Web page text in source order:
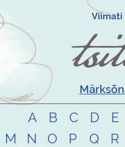
Viimati
A B C D E
M
N O P Q R